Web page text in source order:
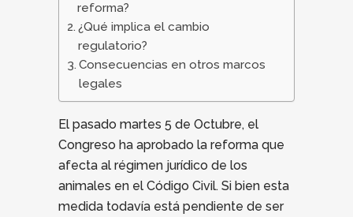
reforma?
¿Qué implica el cambio
regulatorio?
Consecuencias en otros marcos
legales
El pasado martes 5 de Octubre, el
Congreso ha aprobado la reforma que
afecta al régimen jurídico de los
animales en el Código Civil. Si bien esta
medida todavía está pendiente de ser